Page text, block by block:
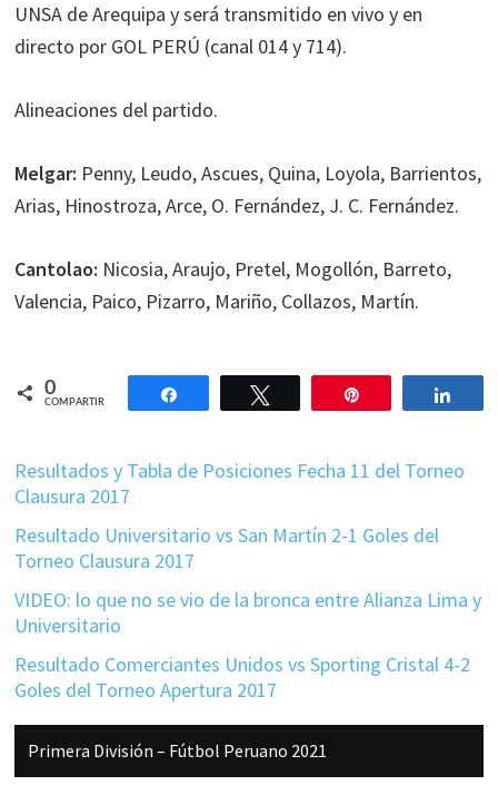
UNSA de Arequipa y será transmitido en vivo y en
directo por GOL PERÚ (canal 014 y 714).
Alineaciones del partido.
Melgar: Penny, Leudo, Ascues, Quina, Loyola, Barrientos,
Arias, Hinostroza, Arce, O. Fernández, J. C. Fernández.
Cantolao: Nicosia, Araujo, Pretel, Mogollón, Barreto,
Valencia, Paico, Pizarro, Mariño, Collazos, Martín.
0
COMPARTIR
Compartir
Resultados y Tabla de Posiciones Fecha 11 del Torneo
Clausura 2017
Resultado Universitario vs San Martín 2-1 Goles del
Torneo Clausura 2017
VIDEO: lo que no se vio de la bronca entre Alianza Lima y
Universitario
Resultado Comerciantes Unidos vs Sporting Cristal 4-2
Goles del Torneo Apertura 2017
Barra
lateral
Primera División – Fútbol Peruano 2021